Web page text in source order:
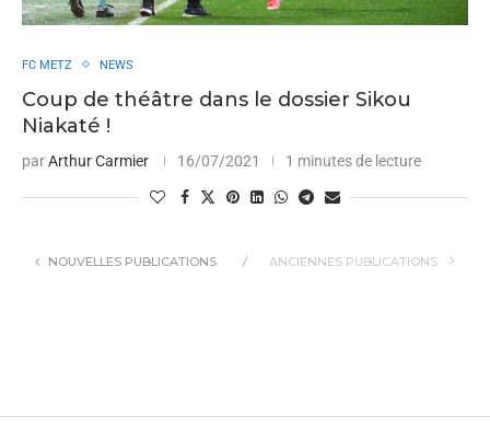
FC METZ NEWS
Coup de théâtre dans le dossier Sikou
Niakaté !
parArthur Carmier 16/07/2021 1 minutes de lecture
NOUVELLES PUBLICATIONS ANCIENNES PUBLICATIONS